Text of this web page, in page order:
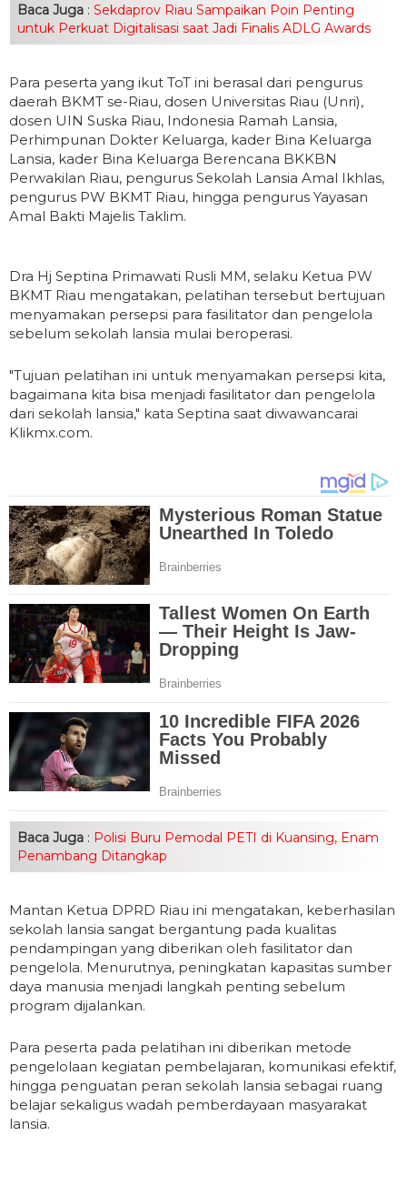
Baca Juga : Sekdaprov Riau Sampaikan Poin Penting
untuk Perkuat Digitalisasi saat Jadi Finalis ADLG Awards
Para peserta yang ikut ToT ini berasal dari pengurus
daerah BKMT se-Riau, dosen Universitas Riau (Unri),
dosen UIN Suska Riau, Indonesia Ramah Lansia,
Perhimpunan Dokter Keluarga, kader Bina Keluarga
Lansia, kader Bina Keluarga Berencana BKKBN
Perwakilan Riau, pengurus Sekolah Lansia Amal Ikhlas,
pengurus PW BKMT Riau, hingga pengurus Yayasan
Amal Bakti Majelis Taklim.
Dra Hj Septina Primawati Rusli MM, selaku Ketua PW
BKMT Riau mengatakan, pelatihan tersebut bertujuan
menyamakan persepsi para fasilitator dan pengelola
sebelum sekolah lansia mulai beroperasi.
"Tujuan pelatihan ini untuk menyamakan persepsi kita,
bagaimana kita bisa menjadi fasilitator dan pengelola
dari sekolah lansia," kata Septina saat diwawancarai
Klikmx.com.
Baca Juga : Polisi Buru Pemodal PETI di Kuansing, Enam
Penambang Ditangkap
Mantan Ketua DPRD Riau ini mengatakan, keberhasilan
sekolah lansia sangat bergantung pada kualitas
pendampingan yang diberikan oleh fasilitator dan
pengelola. Menurutnya, peningkatan kapasitas sumber
daya manusia menjadi langkah penting sebelum
program dijalankan.
Para peserta pada pelatihan ini diberikan metode
pengelolaan kegiatan pembelajaran, komunikasi efektif,
hingga penguatan peran sekolah lansia sebagai ruang
belajar sekaligus wadah pemberdayaan masyarakat
lansia.